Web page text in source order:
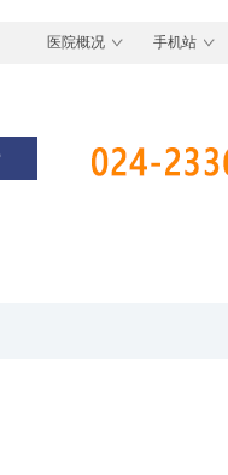
医院概况 手机站